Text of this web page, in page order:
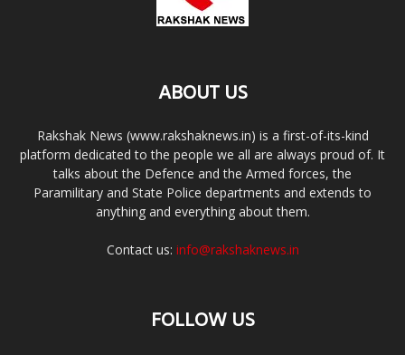
ABOUT US
Rakshak News (www.rakshaknews.in) is a first-of-its-kind
platform dedicated to the people we all are always proud of. It
talks about the Defence and the Armed forces, the
Paramilitary and State Police departments and extends to
anything and everything about them.
Contact us: info@rakshaknews.in
FOLLOW US